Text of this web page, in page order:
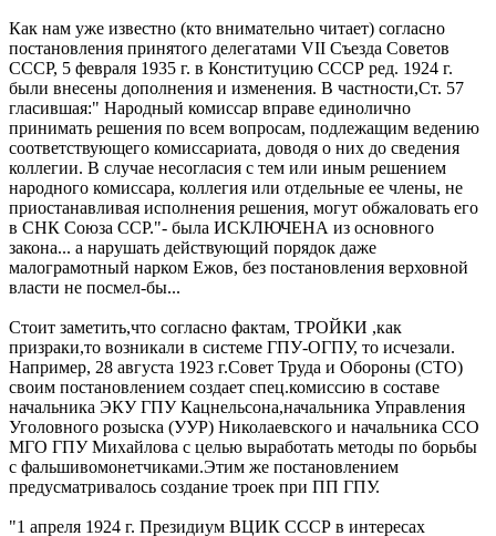
Как нам уже известно (кто внимательно читает) согласно
постановления принятого делегатами VII Съезда Советов
СССР, 5 февраля 1935 г. в Конституцию СССР ред. 1924 г.
были внесены дополнения и изменения. В частности,Ст. 57
гласившая:" Народный комиссар вправе единолично
принимать решения по всем вопросам, подлежащим ведению
соответствующего комиссариата, доводя о них до сведения
коллегии. В случае несогласия с тем или иным решением
народного комиссара, коллегия или отдельные ее члены, не
приостанавливая исполнения решения, могут обжаловать его
в СНК Союза ССР."- была ИСКЛЮЧЕНА из основного
закона... а нарушать действующий порядок даже
малограмотный нарком Ежов, без постановления верховной
власти не посмел-бы...
Стоит заметить,что согласно фактам, ТРОЙКИ ,как
призраки,то возникали в системе ГПУ-ОГПУ, то исчезали.
Например, 28 августа 1923 г.Совет Труда и Обороны (СТО)
своим постановлением создает спец.комиссию в составе
начальника ЭКУ ГПУ Кацнельсона,начальника Управления
Уголовного розыска (УУР) Николаевского и начальника ССО
МГО ГПУ Михайлова с целью выработать методы по борьбы
с фальшивомонетчиками.Этим же постановлением
предусматривалось создание троек при ПП ГПУ.
"1 апреля 1924 г. Президиум ВЦИК СССР в интересах